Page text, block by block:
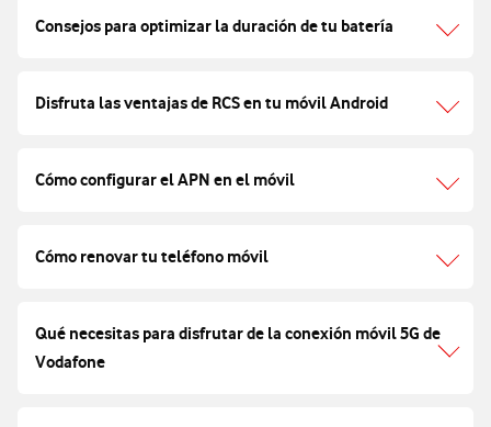
Consejos para optimizar la duración de tu batería
Disfruta las ventajas de RCS en tu móvil Android
Cómo configurar el APN en el móvil
Cómo renovar tu teléfono móvil
Qué necesitas para disfrutar de la conexión móvil 5G de
Vodafone